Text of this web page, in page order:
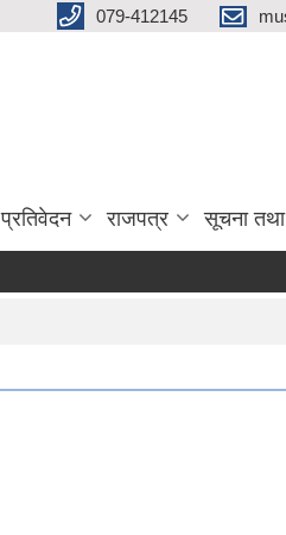
079-412145
प्रतिवेदन राजपत्र सूचना